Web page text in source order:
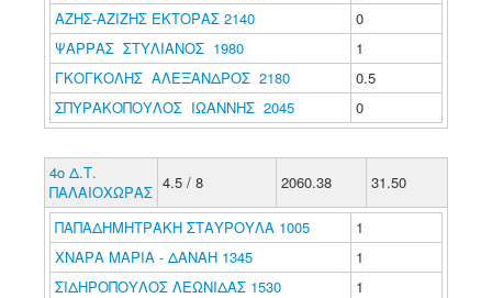
ΑΖΗΣ-ΑΖΙΖΗΣ ΕΚΤΟΡΑΣ 2140
0
ΨΑΡΡΑΣ ΣΤΥΛΙΑΝΟΣ 1980
1
ΓΚΟΓΚΟΛΗΣ ΑΛΕΞΑΝΔΡΟΣ 2180
0.5
ΣΠΥΡΑΚΟΠΟΥΛΟΣ ΙΩΑΝΝΗΣ 2045
0
4ο Δ.Τ.
ΠΑΛΑΙΟΧΩΡΑΣ 4.5 / 8 2060.38 31.50
ΠΑΠΑΔΗΜΗΤΡΑΚΗ ΣΤΑΥΡΟΥΛΑ 1005
1
ΧΝΑΡΑ ΜΑΡΙΑ - ΔΑΝΑΗ 1345
1
ΣΙΔΗΡΟΠΟΥΛΟΣ ΛΕΩΝΙΔΑΣ 1530
1